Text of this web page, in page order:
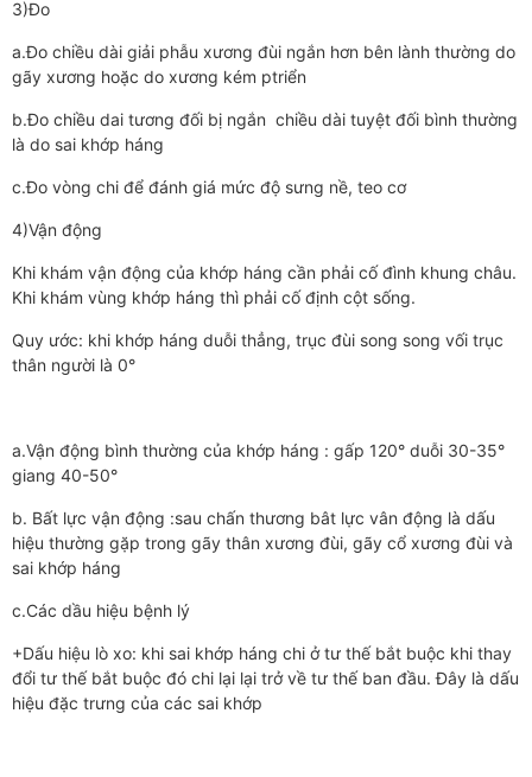
3)Đo
a.Đo chiều dài giải phẫu xương đùi ngắn hơn bên lành thường do
gãy xương hoặc do xương kém ptriển
b.Đo chiều dai tương đối bị ngắn chiều dài tuyệt đối bình thường
là do sai khớp háng
c.Đo vòng chi để đánh giá mức độ sưng nề, teo cơ
4)Vận động
Khi khám vận động của khớp háng cần phải cố đình khung châu.
Khi khám vùng khớp háng thì phải cố định cột sống.
Quy ước: khi khớp háng duỗi thẳng, trục đùi song song vối trục
thân người là 0°
a.Vận động bình thường của khớp háng : gấp 120° duỗi 30-35°
giang 40-50°
b. Bất lực vận động :sau chấn thương bât lực vân động là dấu
hiệu thường gặp trong gãy thân xương đùi, gãy cổ xương đùi và
sai khớp háng
c.Các dầu hiệu bệnh lý
+Dấu hiệu lò xo: khi sai khớp háng chi ở tư thế bắt buộc khi thay
đổi tư thế bắt buộc đó chi lại lại trở về tư thế ban đầu. Đây là dấu
hiệu đặc trưng của các sai khớp